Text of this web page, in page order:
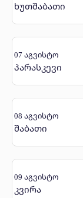
ხუთშაბათი
07 აგვისტო
პარასკევი
08 აგვისტო
შაბათი
09 აგვისტო
კვირა